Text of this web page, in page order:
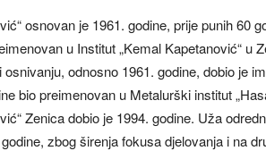
osnovan je 1961. godine, prije punih 60
u Institut „Kemal Kapetanović“ u
odnosno 1961. godine, dobio je
bio preimenovan u Metalurški institut
Zenica dobio je 1994. godine. Uža
zbog širenja fokusa djelovanja i na